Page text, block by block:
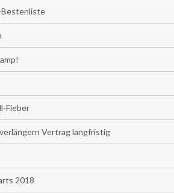
Bestenliste
Fieber
Vertrag langfristig
2018